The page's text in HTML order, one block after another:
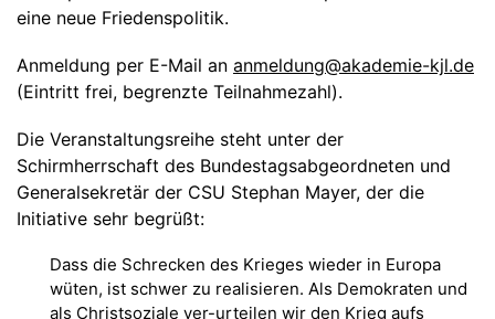
eine neue Friedenspolitik.
Anmeldung per E-Mail an anmeldung@akademie-kjl.de
(Eintritt frei, begrenzte Teilnahmezahl).
Die Veranstaltungsreihe steht unter der
Schirmherrschaft des Bundestagsabgeordneten und
Generalsekretär der CSU Stephan Mayer, der die
Initiative sehr begrüßt:
Dass die Schrecken des Krieges wieder in Europa
wüten, ist schwer zu realisieren. Als Demokraten und
als Christsoziale ver-urteilen wir den Krieg aufs